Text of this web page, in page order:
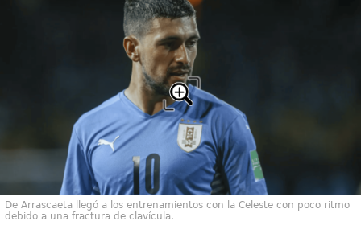
De Arrascaeta llegó a los entrenamientos con la Celeste con poco ritmo
debido a una fractura de clavícula.